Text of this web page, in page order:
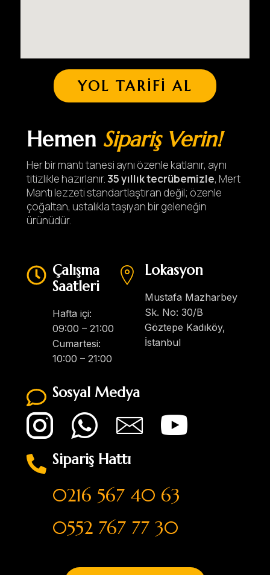
Hemen Sipariş Verin!
Her bir mantı tanesi aynı özenle katlanır, aynı
titizlikle hazırlanır.35 yıllık tecrübemizle, Mert
Mantı lezzeti standartlaştıran değil; özenle
çoğaltan, ustalıkla taşıyan bir geleneğin
ürünüdür.
Çalışma
Saatleri
Hafta içi:
09:00 – 21:00
Cumartesi:
10:00 – 21:00
Lokasyon
Mustafa Mazharbey
Sk. No: 30/B
Göztepe Kadıköy,
İstanbul
Sosyal Medya
Sipariş Hattı
0216 567 40 63
0552 767 77 30
YOL TARIFI AL